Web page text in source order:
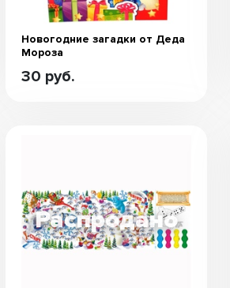
Новогодние загадки от Деда
Мороза
30 руб.